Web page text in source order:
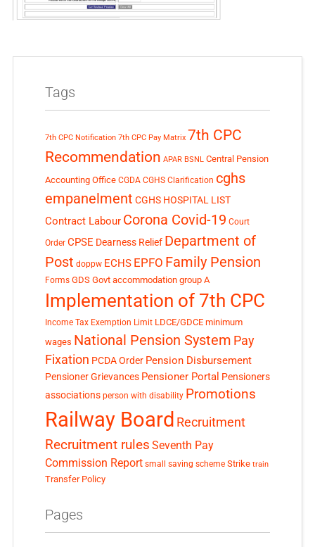
Tags
7th CPC Notification 7th CPC Pay Matrix 7th CPC
Recommendation APAR BSNL Central Pension
Accounting Office CGDA CGHS Clarification cghs
empanelment CGHS HOSPITAL LIST
Contract Labour Corona Covid-19 Court
Order CPSE Dearness Relief Department of
Post doppw ECHS EPFO Family Pension
Forms GDS Govt accommodation group A
Implementation of 7th CPC
Income Tax Exemption Limit LDCE/GDCE minimum
wages National Pension System Pay
Fixation PCDA Order Pension Disbursement
Pensioner Grievances Pensioner Portal Pensioners
associations person with disability Promotions
Railway Board Recruitment
Recruitment rules Seventh Pay
Commission Report small saving scheme Strike train
Transfer Policy
Pages